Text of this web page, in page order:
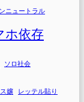
ニュートラル
ホ依存
ソロ社会
嬢 レッテル貼り